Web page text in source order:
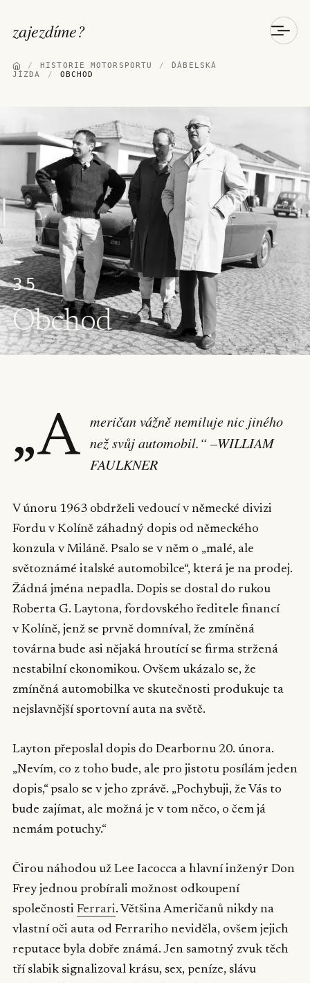
zajezdíme?
/ HISTORIE MOTORSPORTU /
ĎÁBELSKÁ
JÍZDA
/ OBCHOD
35
Obchod
„A meričan vážně nemiluje nic jiného
než svůj automobil.“ –WILLIAM
FAULKNER
V únoru 1963 obdrželi vedoucí v německé divizi
Fordu v Kolíně záhadný dopis od německého
konzula v Miláně. Psalo se v něm o „malé, ale
světoznámé italské automobilce“, která je na prodej.
Žádná jména nepadla. Dopis se dostal do rukou
Roberta G. Laytona, fordovského ředitele financí
v Kolíně, jenž se prvně domníval, že zmíněná
továrna bude asi nějaká hroutící se firma stržená
nestabilní ekonomikou. Ovšem ukázalo se, že
zmíněná automobilka ve skutečnosti produkuje ta
nejslavnější sportovní auta na světě.
Layton přeposlal dopis do Dearbornu 20. února.
„Nevím, co z toho bude, ale pro jistotu posílám jeden
dopis,“ psalo se v jeho zprávě. „Pochybuji, že Vás to
bude zajímat, ale možná je v tom něco, o čem já
nemám potuchy.“
Čirou náhodou už Lee Iacocca a hlavní inženýr Don
Frey jednou probírali možnost odkoupení
společnosti Ferrari. Většina Američanů nikdy na
vlastní oči auta od Ferrariho neviděla, ovšem jejich
reputace byla dobře známá. Jen samotný zvuk těch
tří slabik signalizoval krásu, sex, peníze, slávu